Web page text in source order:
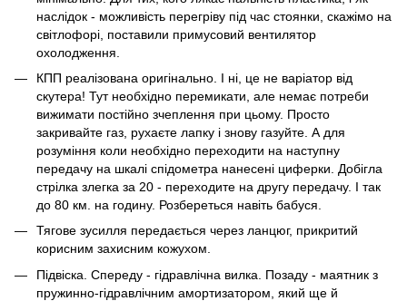
наслідок - можливість перегріву під час стоянки, скажімо на
світлофорі, поставили примусовий вентилятор
охолодження.
КПП реалізована оригінально. І ні, це не варіатор від
скутера! Тут необхідно перемикати, але немає потреби
вижимати постійно зчеплення при цьому. Просто
закривайте газ, рухаєте лапку і знову газуйте. А для
розуміння коли необхідно переходити на наступну
передачу на шкалі спідометра нанесені циферки. Добігла
стрілка злегка за 20 - переходите на другу передачу. І так
до 80 км. на годину. Розбереться навіть бабуся.
Тягове зусилля передається через ланцюг, прикритий
корисним захисним кожухом.
Підвіска. Спереду - гідравлічна вилка. Позаду - маятник з
пружинно-гідравлічним амортизатором, який ще й